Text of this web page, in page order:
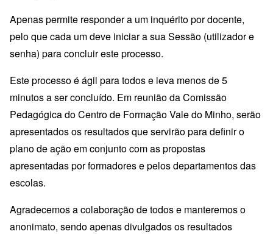
Apenas permite responder a um inquérito por docente,
pelo que cada um deve iniciar a sua Sessão (utilizador e
senha) para concluir este processo.
Este processo é ágil para todos e leva menos de 5
minutos a ser concluído. Em reunião da Comissão
Pedagógica do Centro de Formação Vale do Minho, serão
apresentados os resultados que servirão para definir o
plano de ação em conjunto com as propostas
apresentadas por formadores e pelos departamentos das
escolas.
Agradecemos a colaboração de todos e manteremos o
anonimato, sendo apenas divulgados os resultados